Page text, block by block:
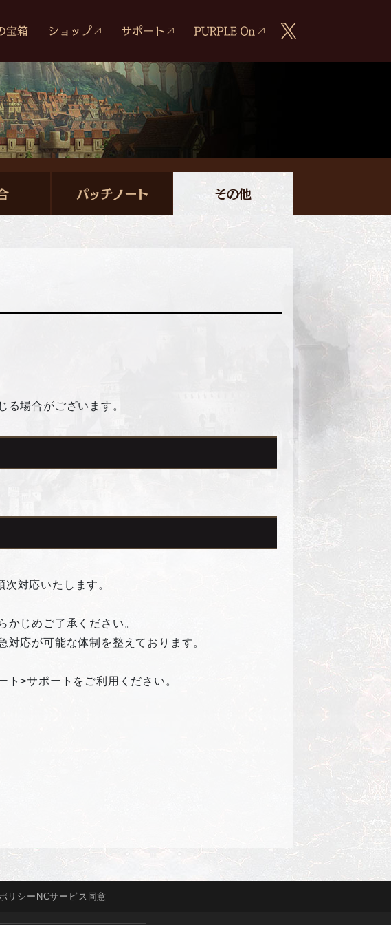
場合がございます。
対応いたします。
じめご了承ください。
応が可能な体制を整えております。
>サポートをご利用ください。
ポリシー NCサービス 同意